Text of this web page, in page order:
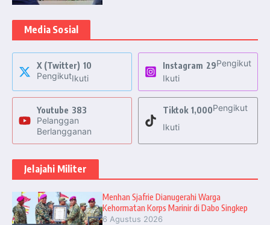
Media Sosial
X (Twitter) 10
PengikutIkuti
Instagram 29Pengikut
Ikuti
Youtube 383
Pelanggan
Berlangganan
Tiktok 1,000Pengikut
Ikuti
Jelajahi Militer
Menhan Sjafrie Dianugerahi Warga
Kehormatan Korps Marinir di Dabo Singkep
6 Agustus 2026